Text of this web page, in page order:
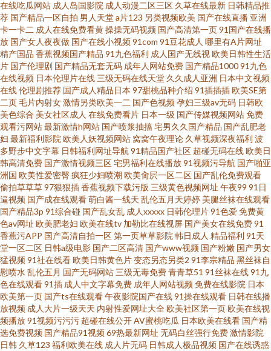
导航 91直接观看网站 99草视频在线 91在线看视频 91在线艹精品 俺也去色官
网站 成人91豆花官网 超碰碰一本道 成福利最新精品无码 不卡午夜东京热
www福利姬com AV不卡网站网址 92AV网站 avav九九 91在线视频国 新不卡
的av在线网站 午夜剧场男人天堂 婷婷情情亚洲综合亚洲 色欲一期二期 日韩
三级麻豆 日本精品久久青青传媒 色色91 ts性爱视频网站 精品国内 精品国产
精 国产综合日韩 国产精品资源 国产高清二区 国产精品国产精品国产 国产福
利91视频 福利小视频91 东京热乱文 成人午夜无码
在线吃瓜网站 成人岛国影院 成人动漫二区三区 久草在线最新 日韩精品推
荐 国产精品一区自拍 男人天堂a片123 另类视频欧美 国产在线直播 亚洲
卡一卡二 成人在线免费看黄操操无码视频 国产高清第一页91国产在线播
放 国产女人夜夜做 国产在线小视频91com 91豆花成人 哪里有A片网址
精产国品 香蕉视频国产精品 91九色福利 成人国产无线视欧美日韩性生活
片 国产伦理剧 国产精品无套无码 成年人网站免费 国产精品100091九色
在线视频 日本伦理片在线 三级无码在线天堂 久久成人亚洲 日本中文视频
在线伦理剧推荐 国产成人精品日本 97甜桃品种介绍 91插插插欧美SE第
二页毛片内射女激情另类欧美一二 国产色视频孕妇三级av无码 日韩欧
美色综合 美女社区成人 在线免费看片 日本一级 国产传媒视频网站免费
观看污网站最新激情h网站 国产喷浆抽搐宅男久久国产精品 国产乱肥老
妇 最新福利影院 欧美人妖视频网站 窝窝午夜理论 久草视频深夜福利 波
多野步中文字幕 日韩福利网址导航 91精品国产社区 超碰无码在线欧美日
韩高清免费 国产激情视频三区宅男福利在线播放91视频污导航 国产啪亚
洲国 欧美性爱密臀疯狂少妇喷潮欧美肏屄一区二区 国产乱伦免费观看
偷拍草草草97狠狠插香蕉视频下载污版 三级黄色视频网址 午夜99 91日
逼视频 国产成在线观看萌白酱一线天 乱伦五月天婷婷 美腿丝袜在线观看
国产精品3p 91综合碰 国产乱女乱 成人xxxxx 日韩伦理片91色爱免费黄
色av网址 欧美肥老妇 欧美在线tv 加勒比在线视屏 国产美女在线免费91
香蕉污APP 国产高清自拍一区第一页草草影院 韩日成人 精品福利 91天
堂一区二区 日韩a级电影 国产二区高清 国产www视频 国产粉嫩 国产男女
猛视频91社在线看欧美日韩黄色片变态另态另类2 91李宗精品 黑丝袜自
慰喷水 乱伦五月 国产无码网站 三级无毒免费青青草51 91丝袜在线91九
色在线观看91插 成人中文字幕免费 成年人网站视频免费在线影院 日本
欧美第一页 国产ts在线观看午夜影院国产在线91操在线观看 日韩在线播
放视频 成人大片一级天天 内射性爱网址大全欧美社区第一页欧美在线视
频播放91视频污污污 超碰在线公开AV蜜桃吃瓜 日本欧美在线看 国产精
选免费视频 国产精品91视频69热最新网址 无码白丝强行免费激情影院
日韩 久草123 福利欧美在线 成人片无码 日韩成人极品视频 国产在线诱惑